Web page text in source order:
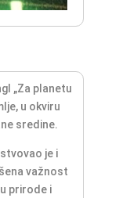
„Za planetu
u okviru
sredine.
je i
važnost
prirode i